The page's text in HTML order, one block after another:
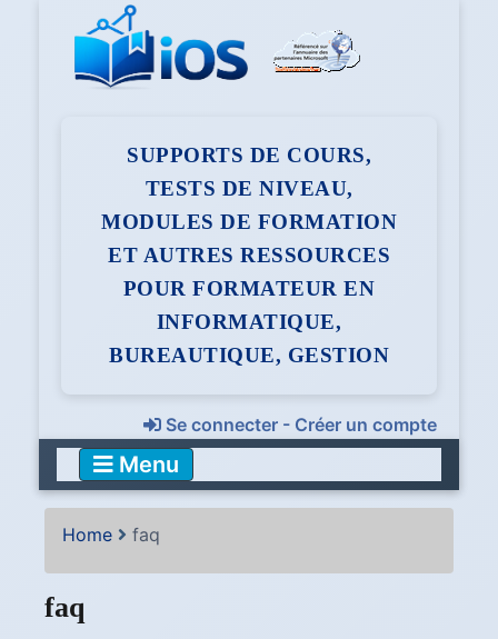
SUPPORTS DE COURS,
TESTS DE NIVEAU,
MODULES DE FORMATION
ET AUTRES RESSOURCES
POUR FORMATEUR EN
INFORMATIQUE,
BUREAUTIQUE, GESTION
Se connecter - Créer un compte
Menu
Home faq
faq